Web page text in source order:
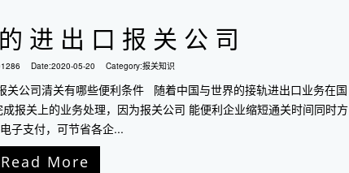
进出口报关公司
Date:2020-05-20 Category:报关知识
关公司清关有哪些便利条件 随着中国与世界的接轨进出口业务在国
报关上的业务处理，因为报关公司 能便利企业缩短通关时间同时方
子支付，可节省各企...
Read More